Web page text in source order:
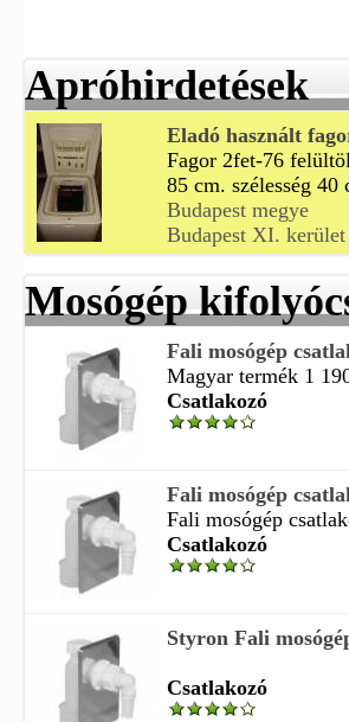
Apróhirdetések
Eladó használt
Fagor 2fet-76
85 cm. szélesség 40
Budapest megye
Budapest XI. kerület
Mosógép
Fali mosógép
Magyar termék 1
Csatlakozó
Fali mosógép
Fali mosógép
Csatlakozó
Styron Fali
Csatlakozó